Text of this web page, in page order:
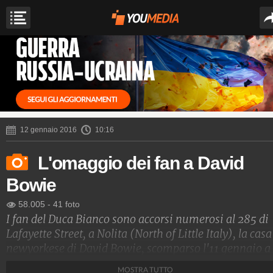
12 gennaio 2016 10:16
L'omaggio dei fan a David
Bowie
58.005 - 41 foto
I fan del Duca Bianco sono accorsi numerosi al 285 di
Lafayette Street, a Nolita (North of Little Italy), la casa
newyorkese di David Bowie, scomparso l'11 gennaio a
MOSTRA TUTTO